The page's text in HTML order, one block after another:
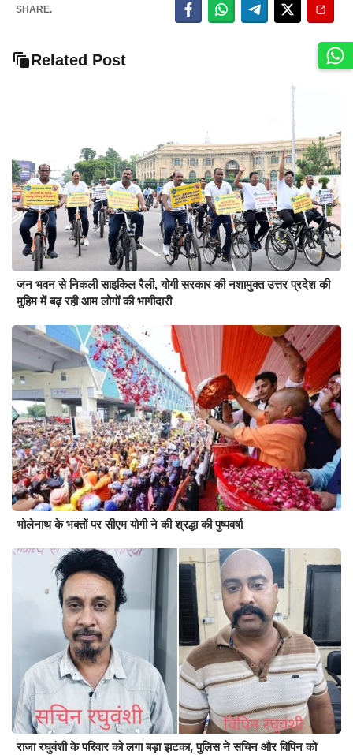
SHARE.
Related Post
जन भवन से निकली साइकिल रैली, योगी सरकार की नशामुक्त उत्तर प्रदेश की
मुहिम में बढ़ रही आम लोगों की भागीदारी
भोलेनाथ के भक्तों पर सीएम योगी ने की श्रद्धा की पुष्पवर्षा
राजा रघुवंशी के परिवार को लगा बड़ा झटका, पुलिस ने सचिन और विपिन को